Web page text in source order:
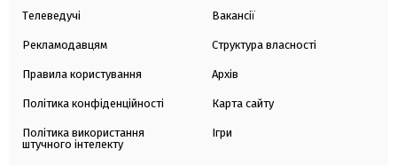
Телеведучі
Рекламодавцям
Правила користування
Політика конфіденційності
Політика використання
штучного інтелекту
Вакансії
Структура власності
Архів
Карта сайту
Ігри